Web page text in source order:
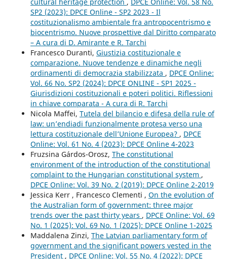
SP2 (2023): DPCE Online - SP2 2023 - Il
costituzionalismo ambientale fra antropocentrismo e
biocentrismo. Nuove prospettive dal Diritto comparato
– A cura di D. Amirante e R. Tarchi
Francesco Duranti, Giustizia costituzionale e
comparazione. Nuove tendenze e dinamiche negli
ordinamenti di democrazia stabilizzata , DPCE Online:
Vol. 66 No. SP2 (2024): DPCE ONLINE - SP1 2025 -
Giurisdizioni costituzionali e poteri politici. Riflessioni
in chiave comparata - A cura di R. Tarchi
Nicola Maffei, Tutela del bilancio e difesa della rule of
law: un’endiadi funzionalmente protesa verso una
lettura costituzionale dell’Unione Europea? , DPCE
Online: Vol. 61 No. 4 (2023): DPCE Online 4-2023
Fruzsina Gárdos-Orosz, The constitutional
environment of the introduction of the constitutional
complaint to the Hungarian constitutional system ,
DPCE Online: Vol. 39 No. 2 (2019): DPCE Online 2-2019
Jessica Kerr , Francesco Clementi , On the evolution of
the Australian form of government: three major
trends over the past thirty years , DPCE Online: Vol. 69
No. 1 (2025): Vol. 69 No. 1 (2025): DPCE Online 1-2025
Maddalena Zinzi, The Latvian parliamentary form of
government and the significant powers vested in the
President , DPCE Online: Vol. 55 No. 4 (2022): DPCE